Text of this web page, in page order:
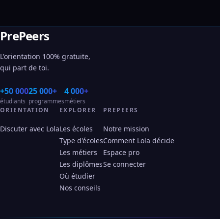
PrePeers
L'orientation 100% gratuite,
qui part de toi.
+50 000
étudiants
25 000+
programmes
4 000+
métiers
ORIENTATION
Discuter avec Lola
EXPLORER
Les écoles
Type d'écoles
Les métiers
Les diplômes
Où étudier
Nos conseils
PREPEERS
Notre mission
Comment Lola décide
Espace pro
Se connecter